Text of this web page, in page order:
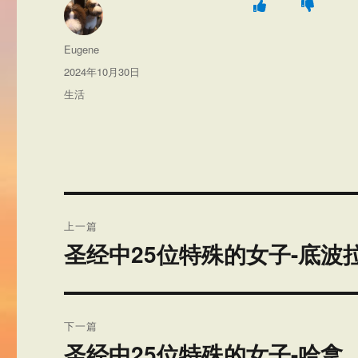
作
者
Eugene
发
布
于
2024年10月30日
分
生活
章
上一篇
上
文
圣经中25位特殊的女子-底波
下一篇
下